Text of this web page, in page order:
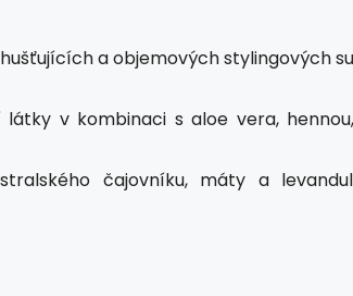
a objemových stylingových
v kombinaci s aloe vera,
čajovníku, máty a